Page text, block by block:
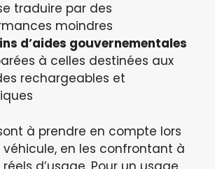
traduire par des
moindres
d’aides gouvernementales
à celles destinées aux
rechargeables et
à prendre en compte lors
en les confrontant à